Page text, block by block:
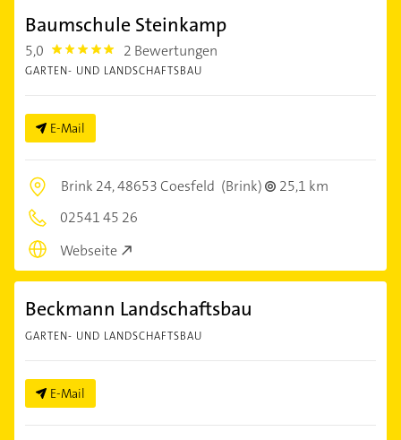
Baumschule Steinkamp
5,0 5.0 2 Bewertungen
GARTEN- UND LANDSCHAFTSBAU
E-Mail
Brink 24,48653 Coesfeld (Brink)
25,1 km
02541 45 26
Webseite
Beckmann Landschaftsbau
GARTEN- UND LANDSCHAFTSBAU
E-Mail